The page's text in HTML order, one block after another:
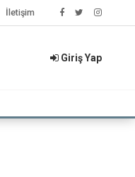
İletişim
Giriş Yap